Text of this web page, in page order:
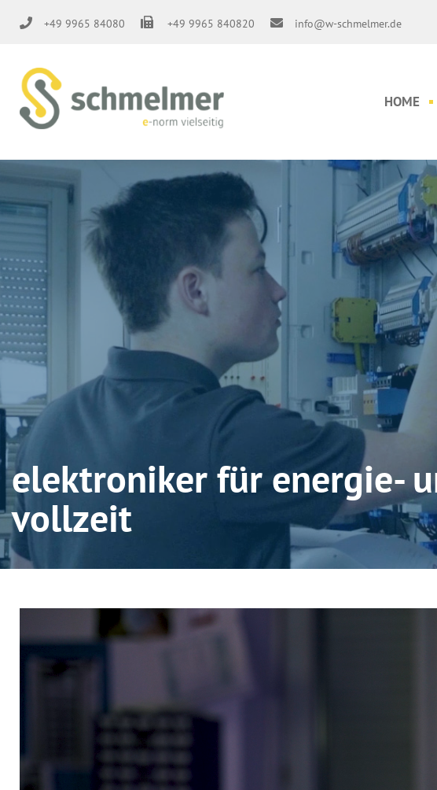
+49 9965 84080 +49 9965 840820 info@w-schmelmer.de
HOME
elektroniker für energie-
vollzeit